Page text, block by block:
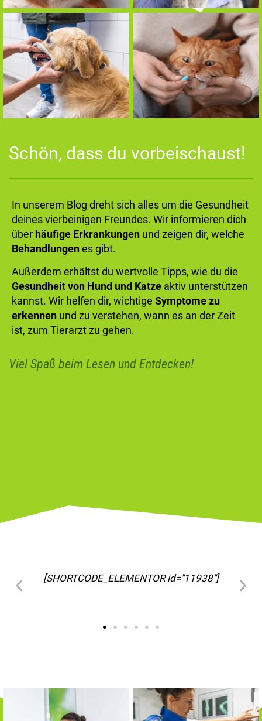
Schön, dass du vorbeischaust!
In unserem Blog dreht sich alles um die Gesundheit
deines vierbeinigen Freundes. Wir informieren dich
über häufige Erkrankungen und zeigen dir, welche
Behandlungenes gibt.
Außerdem erhältst du wertvolle Tipps, wie du die
Gesundheit von Hund und Katze aktiv unterstützen
kannst. Wir helfen dir, wichtige Symptome zu
erkennen und zu verstehen, wann es an der Zeit
ist, zum Tierarzt zu gehen.
Viel Spaß beim Lesen und Entdecken!
[SHORTCODE_ELEMENTOR id="11963"]